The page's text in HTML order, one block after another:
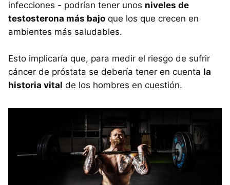
infecciones - podrían tener unos niveles de
testosterona más bajo que los que crecen en
ambientes más saludables.
Esto implicaría que, para medir el riesgo de sufrir
cáncer de próstata se debería tener en cuenta la
historia vital de los hombres en cuestión.